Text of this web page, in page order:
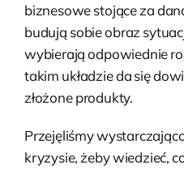
biznesowe stojące za
budują sobie obraz
wybierają odpowiednie
takim układzie da się
złożone produkty.
Przejęliśmy
kryzysie, żeby wiedzieć,